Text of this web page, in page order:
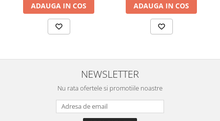
ADAUGA IN COS ADAUGA IN COS
NEWSLETTER
Nu rata ofertele si promotiile noastre